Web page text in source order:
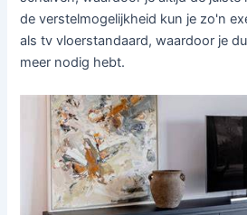
de verstelmogelijkheid kun je zo'n
als tv vloerstandaard, waardoor je
meer nodig hebt.